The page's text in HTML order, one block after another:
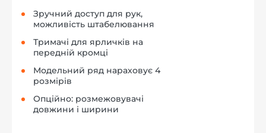
Зручний доступ для рук,
можливість штабелювання
Тримачі для ярличків на
передній кромці
Модельний ряд нараховує 4
розмірів
Опційно: розмежовувачі
довжини і ширини